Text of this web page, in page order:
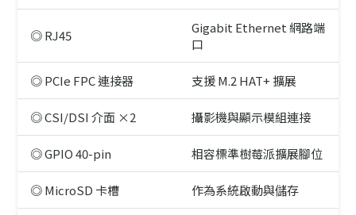
◎ RJ45
Gigabit Ethernet 網路端
口
◎ PCIe FPC 連接器 支援 M.2 HAT+ 擴展
◎ CSI/DSI 介面 ×2 攝影機與顯示模組連接
◎ GPIO 40-pin 相容標準樹莓派擴展腳位
◎ MicroSD 卡槽 作為系統啟動與儲存